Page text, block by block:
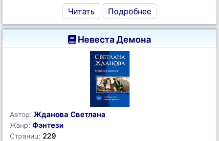
Читать Подробнее
Невеста Демона
Автор: Жданова Светлана
Жанр: Фэнтези
Страниц: 229